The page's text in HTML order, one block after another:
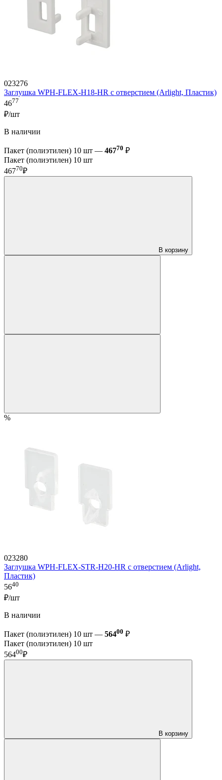
023276
Заглушка WPH-FLEX-H18-HR с отверстием (Arlight, Пластик)
4677
₽/шт
В наличии
Пакет (полиэтилен) 10 шт — 46770 ₽
Пакет (полиэтилен) 10 шт
46770₽
В корзину
%
023280
Заглушка WPH-FLEX-STR-H20-HR с отверстием (Arlight,
Пластик)
5640
₽/шт
В наличии
Пакет (полиэтилен) 10 шт — 56400 ₽
Пакет (полиэтилен) 10 шт
56400₽
В корзину